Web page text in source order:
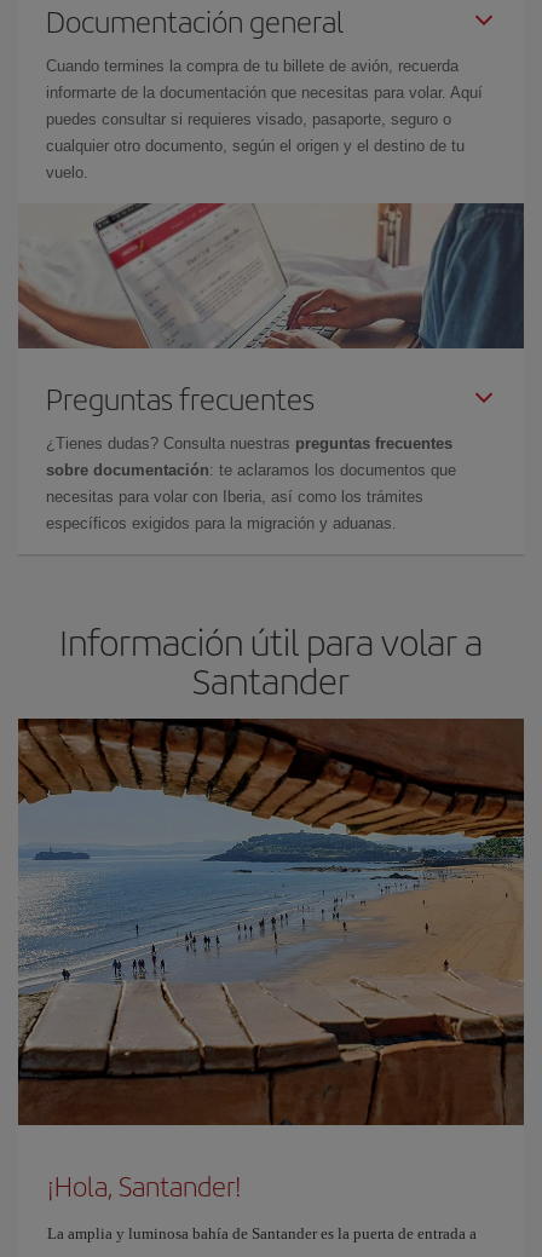
Documentación general
Cuando termines la compra de tu billete de avión, recuerda
informarte de la documentación que necesitas para volar. Aquí
puedes consultar si requieres visado, pasaporte, seguro o
cualquier otro documento, según el origen y el destino de tu
vuelo.
Preguntas frecuentes
¿Tienes dudas? Consulta nuestras preguntas frecuentes
sobre documentación: te aclaramos los documentos que
necesitas para volar con Iberia, así como los trámites
específicos exigidos para la migración y aduanas.
Información útil para volar a
Santander
¡Hola, Santander!
La amplia y luminosa bahía de Santander es la puerta de entrada a